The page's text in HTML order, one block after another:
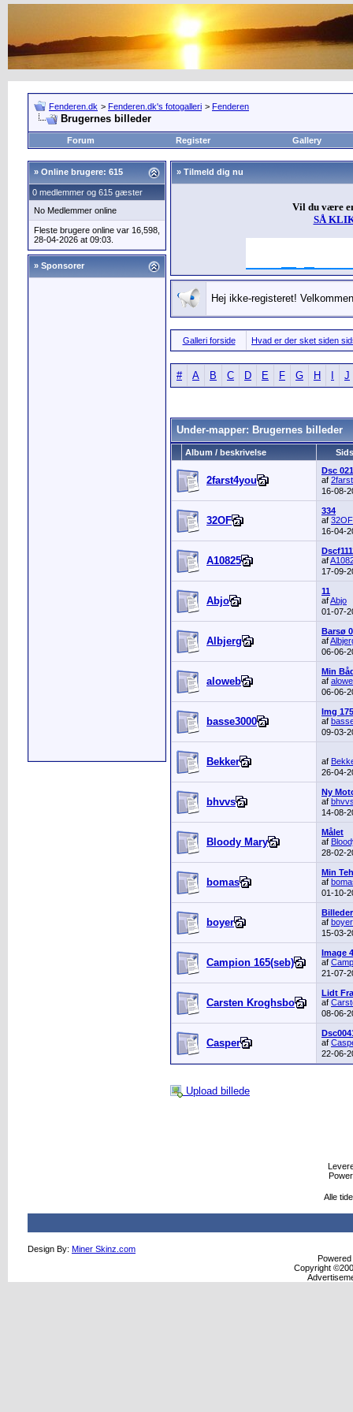
Fenderen.dk > Fenderen.dk's fotogalleri > Fenderen
Brugernes billeder
Forum Register Gallery
» Online brugere: 615
0 medlemmer og 615 gæster
No Medlemmer online
Fleste brugere online var 16,598,
28-04-2026 at 09:03.
» Sponsorer
» Tilmeld dig nu
Vil du være
SÅ
Hej ikke-registeret!
Galleri forside Hvad er der sket siden
# A B C D E F G H J
Under-mapper: Brugernes billeder
Album / beskrivelse
2farst4you
Dsc
af
16-08-
32OF
334
af 32OF
16-04-
A10825
af
17-09-
Abjo
11
afAbjo
01-07-
Albjerg
Barsø
af
06-06-
aloweb
Min
af
06-06-
basse3000
Img
af
09-03-
Bekker af
26-04-
bhvvs
Ny
af
14-08-
Bloody Mary
Målet
af
28-02-
bomas
Min
af
01-10-
boyer
af boyer
15-03-
Campion 165(seb)
Image
af
21-07-
Carsten Kroghsbo
Lidt
af
08-06-
Casper
af
22-06-
Upload billede
Alle
Design By: Miner Skinz.com
Copyright